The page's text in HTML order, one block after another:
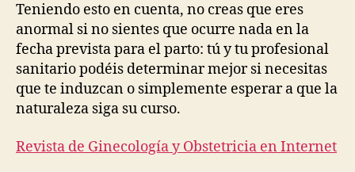
Teniendo esto en cuenta, no creas que eres
anormal si no sientes que ocurre nada en la
fecha prevista para el parto: tú y tu profesional
sanitario podéis determinar mejor si necesitas
que te induzcan o simplemente esperar a que la
naturaleza siga su curso.
Revista de Ginecología y Obstetricia en Internet